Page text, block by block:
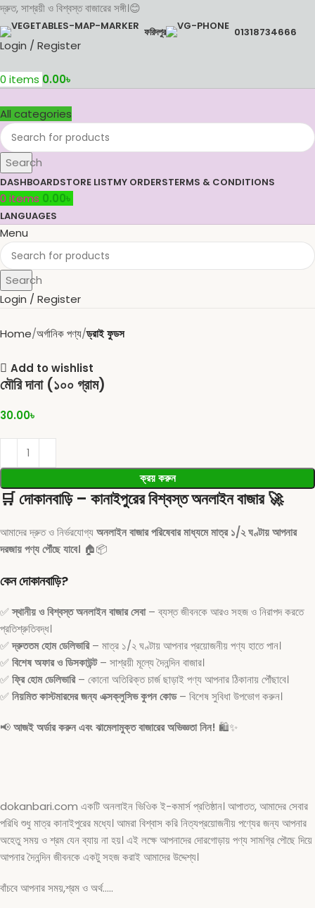
দ্রুত, সাশ্রয়ী ও বিশ্বস্ত বাজারের সঙ্গী।😊
ফরিদপুর 01318734666
Login / Register
0 items 0.00৳
All categories
Search
DASHBOARDSTORE LISTMY ORDERSTERMS & CONDITIONS
0 items 0.00৳
LANGUAGES
Menu
Search
Login / Register
Home অর্গানিক পণ্য ড্রাই ফুডস
Add to wishlist
মৌরি দানা (১০০ গ্রাম)
30.00৳
ক্রয় করুন
🛒দোকানবাড়ি – কানাইপুরের বিশ্বস্ত অনলাইন বাজার🚀
আমাদের দ্রুত ও নির্ভরযোগ্যঅনলাইন বাজার পরিষেবার মাধ্যমে মাত্র ১/২ ঘণ্টায় আপনার
দরজায় পণ্য পৌঁছে যাবে। 🏠📦
কেন দোকানবাড়ি?
✅স্থানীয় ও বিশ্বস্ত অনলাইন বাজার সেবা– ব্যস্ত জীবনকে আরও সহজ ও নিরাপদ করতে
প্রতিশ্রুতিবদ্ধ।
✅দ্রুততম হোম ডেলিভারি– মাত্র ১/২ ঘণ্টায় আপনার প্রয়োজনীয় পণ্য হাতে পান।
✅ বিশেষ অফার ও ডিসকাউন্ট– সাশ্রয়ী মূল্যে দৈনন্দিন বাজার।
✅ ফ্রি হোম ডেলিভারি– কোনো অতিরিক্ত চার্জ ছাড়াই পণ্য আপনার ঠিকানায় পৌঁছাবে।
✅ নিয়মিত কাস্টমারদের জন্য এক্সক্লুসিভ কুপন কোড– বিশেষ সুবিধা উপভোগ করুন।
📢আজই অর্ডার করুন এবং ঝামেলামুক্ত বাজারের অভিজ্ঞতা নিন! 🛍️✨
dokanbari.com একটি অনলাইন ভিওিক ই-কমার্স প্রতিষ্ঠান। আপাতত, আমাদের সেবার
পরিধি শুধু মাত্র কানাইপুরের মধ্যে। আমরা বিশ্বাস করি নিত্যপ্রয়োজনীয় পণ্যের জন্য আপনার
অহেতু সময় ও শ্রম যেন ব্যায় না হয়। এই লক্ষে আপনাদের দোরগোড়ায় পণ্য সামগ্রি পৌছে দিয়ে
আপনার দৈনন্দিন জীবনকে একটু সহজ করাই আমাদের উদ্দেশ্য।
বাঁচবে আপনার সময়,শ্রম ও অর্থ…..